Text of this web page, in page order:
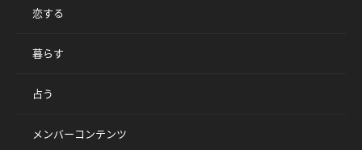
恋する
暮らす
占う
メンバーコンテンツ